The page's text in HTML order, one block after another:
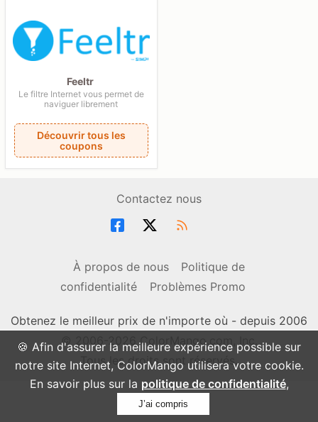
🍪 Afin d'assurer la meilleure expérience possible sur
notre site Internet, ColorMango utilisera votre cookie.
En savoir plus sur la politique de confidentialité,
J’ai compris
Feeltr
Le filtre Internet vous permet de
naviguer librement
Découvrir tous les
coupons
Contactez nous
À propos de nous
Politique de
confidentialité
Problèmes Promo
Obtenez le meilleur prix de n'importe où - depuis 2006
© 2006-2026 ColorMango.com, Inc.
Tous les droits sont réservés.